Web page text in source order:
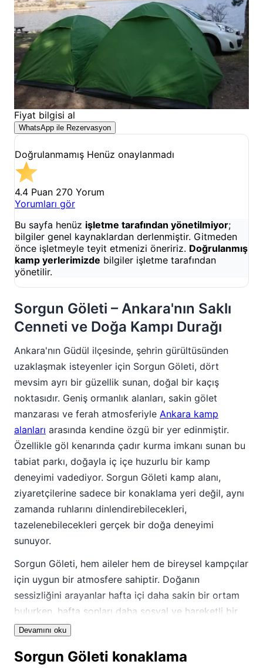
Fiyat bilgisi al
WhatsApp ile Rezervasyon
Doğrulanmamış Henüz onaylanmadı
4.4 Puan 270 Yorum
Yorumları gör
Bu sayfa henüz işletme tarafından yönetilmiyor;
bilgiler genel kaynaklardan derlenmiştir. Gitmeden
önce işletmeyle teyit etmenizi öneririz. Doğrulanmış
kamp yerlerimizde bilgiler işletme tarafından
yönetilir.
Sorgun Göleti – Ankara'nın Saklı
Cenneti ve Doğa Kampı Durağı
Ankara'nın Güdül ilçesinde, şehrin gürültüsünden
uzaklaşmak isteyenler için Sorgun Göleti, dört
mevsim ayrı bir güzellik sunan, doğal bir kaçış
noktasıdır. Geniş ormanlık alanları, sakin gölet
manzarası ve ferah atmosferiyle Ankara kamp
alanları arasında kendine özgü bir yer edinmiştir.
Özellikle göl kenarında çadır kurma imkanı sunan bu
tabiat parkı, doğayla iç içe huzurlu bir kamp
deneyimi vadediyor. Sorgun Göleti kamp alanı,
ziyaretçilerine sadece bir konaklama yeri değil, aynı
zamanda ruhlarını dinlendirebilecekleri,
tazelenebilecekleri gerçek bir doğa deneyimi
sunuyor.
Sorgun Göleti, hem aileler hem de bireysel kampçılar
için uygun bir atmosfere sahiptir. Doğanın
sessizliğini arayanlar hafta içi daha sakin bir ortam
bulurken, hafta sonları daha sosyal ve hareketli bir
deneyim yaşayabilirler. Doğa fotoğrafçıları için eşsiz
gözlemciliği ve uzun yürüyüşler için de idealdir.
Devamını oku
Sorgun Göleti konaklama